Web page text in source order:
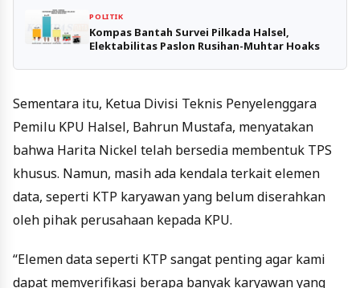
POLITIK
Kompas Bantah Survei Pilkada Halsel,
Elektabilitas Paslon Rusihan-Muhtar Hoaks
Sementara itu, Ketua Divisi Teknis Penyelenggara
Pemilu KPU Halsel, Bahrun Mustafa, menyatakan
bahwa Harita Nickel telah bersedia membentuk TPS
khusus. Namun, masih ada kendala terkait elemen
data, seperti KTP karyawan yang belum diserahkan
oleh pihak perusahaan kepada KPU.
“Elemen data seperti KTP sangat penting agar kami
dapat memverifikasi berapa banyak karyawan yang